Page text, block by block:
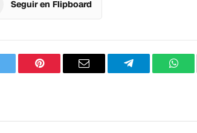
Seguir en Flipboard
PinterestCorreo
Telegram